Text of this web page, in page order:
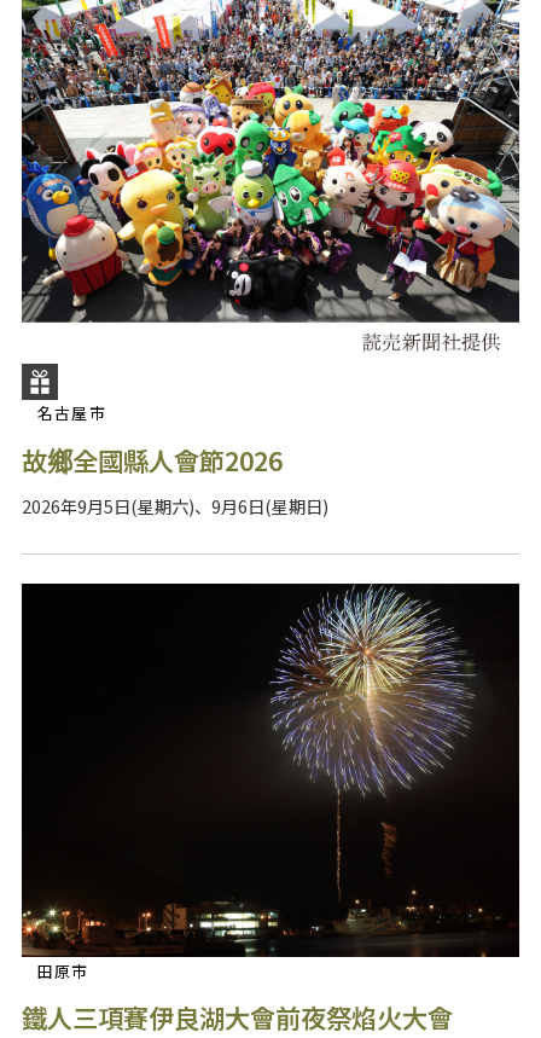
名古屋市
故鄉全國縣人會節2026
2026年9月5日(星期六)、9月6日(星期日)
田原市
鐵人三項賽伊良湖大會前夜祭焰火大會